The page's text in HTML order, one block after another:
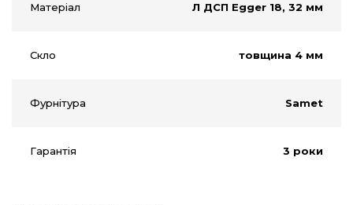
Матеріал Л ДСП Egger 18, 32 мм
Скло товщина 4 мм
Фурнітура Samet
Гарантія 3 роки